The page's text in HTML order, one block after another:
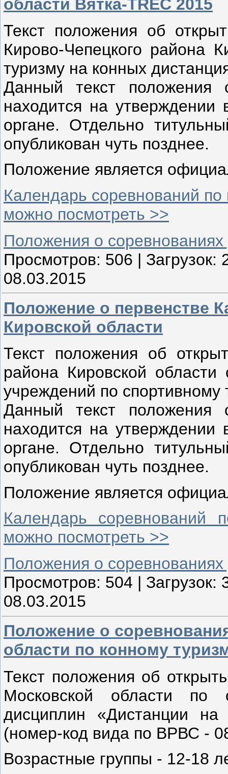
области Вятка-TREC 2015
Текст положения об
Кирово-Чепецкого района
туризму на конных
Данный текст
находится на
органе. Отдельно
опубликован чуть позднее.
Положение является
Календарь соревнований
можно посмотреть >>
Положения о
Просмотров: 506 | Загрузок:
08.03.2015
Положение о первенстве
Кировской области
Текст положения об
района Кировской
учреждений по спортивному
Данный текст
находится на
органе. Отдельно
опубликован чуть позднее.
Положение является
Календарь соревнований
можно посмотреть >>
Положения о
Просмотров: 504 | Загрузок:
08.03.2015
Положение о
области по конному
Текст положения об
Московской области по
дисциплин «Дистанции на
(номер-код вида по ВРВС -
Возрастные группы - 12-18